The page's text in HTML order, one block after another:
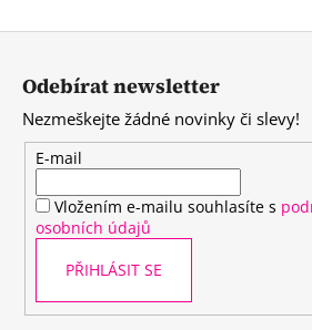
Z
Odebírat newsletter
Nezmeškejte žádné novinky či slevy!
E-mail
Vložením e-mailu souhlasíte s
osobních údajů
PŘIHLÁSIT SE